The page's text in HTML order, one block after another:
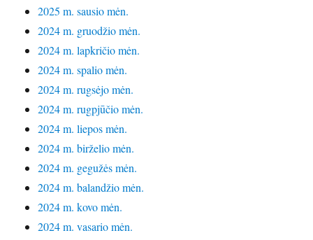
2025 m. sausio mėn.
2024 m. gruodžio mėn.
2024 m. lapkričio mėn.
2024 m. spalio mėn.
2024 m. rugsėjo mėn.
2024 m. rugpjūčio mėn.
2024 m. liepos mėn.
2024 m. birželio mėn.
2024 m. gegužės mėn.
2024 m. balandžio mėn.
2024 m. kovo mėn.
2024 m. vasario mėn.